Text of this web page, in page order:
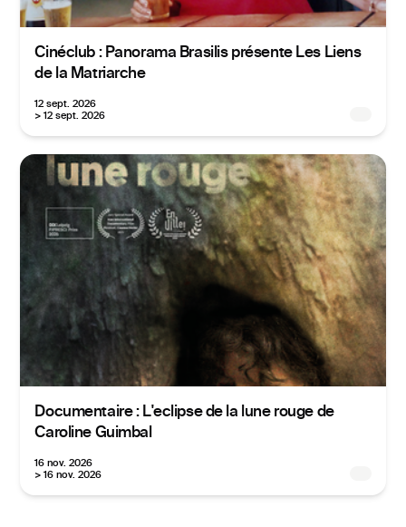
Cinéclub : Panorama Brasilis présente Les Liens
de la Matriarche
12 sept. 2026
> 12 sept. 2026
Documentaire : L'eclipse de la lune rouge de
Caroline Guimbal
16 nov. 2026
> 16 nov. 2026